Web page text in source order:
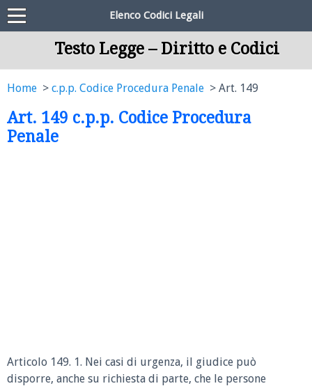
Elenco Codici Legali
Testo Legge – Diritto e Codici
Home c.p.p. Codice Procedura Penale Art. 149
Art. 149 c.p.p. Codice Procedura
Penale
Articolo 149. 1. Nei casi di urgenza, il giudice può
disporre, anche su richiesta di parte, che le persone